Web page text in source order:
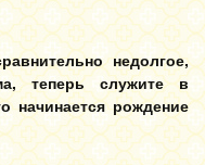
недолгое,
теперь служите в
начинается рождение